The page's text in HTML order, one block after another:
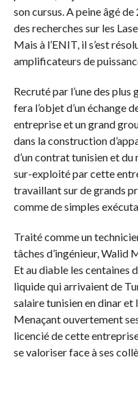
son cursus. A peine âgé
des recherches sur les
Mais à l’ENIT, il s’est
amplificateurs de
Recruté par l’une des
fera l’objet d’un échange
entreprise et un grand
dans la construction
d’un contrat tunisien et du
sur-exploité par cette
travaillant sur de grands
comme de simples
Traité comme un
tâches d’ingénieur, Walid
Et au diable les centaines
liquide qui arrivaient de
salaire tunisien en dinar et
Menaçant ouvertement
licencié de cette
se valoriser face à ses